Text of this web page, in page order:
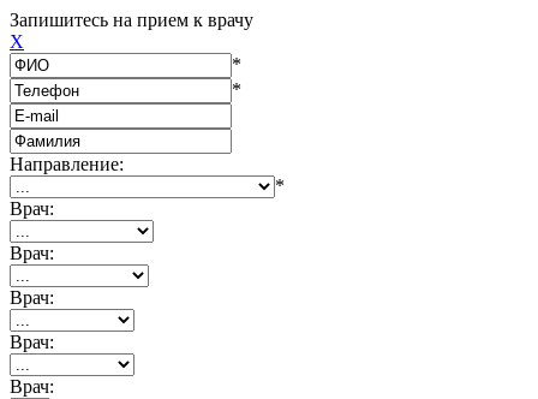
Запишитесь на прием к врачу
X
*
*
Направление:
*
Врач:
Врач:
Врач:
Врач:
Врач: